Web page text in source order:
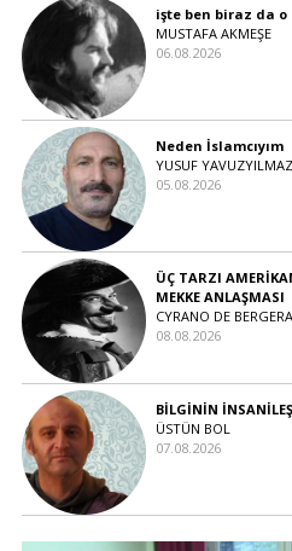
işte ben biraz da
MUSTAFA AKMEŞE
06.08.2026
Neden İslamcıyım
YUSUF YAVUZYILMAZ
05.08.2026
ÜÇ TARZI
MEKKE ANLAŞMASI
CYRANO DE
08.08.2026
BİLGİNİN
ÜSTÜN BOL
07.08.2026